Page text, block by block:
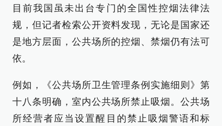
目前我国虽未出台专门的全国性控烟法律法
规，但记者检索公开资料发现，无论是国家还
是地方层面，公共场所的控烟、禁烟仍有法可
依。
例如，《公共场所卫生管理条例实施细则》第
十八条明确，室内公共场所禁止吸烟。公共场
所经营者应当设置醒目的禁止吸烟警语和标